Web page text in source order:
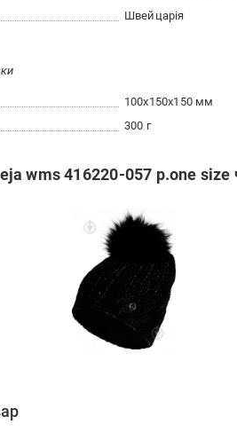
Швейцарія
100x150x150 мм
300 г
wms 416220-057 р.one size